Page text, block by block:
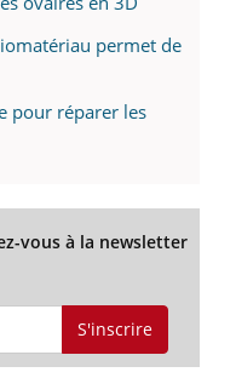
permet de
pour réparer les
vous à la newsletter
S'inscrire